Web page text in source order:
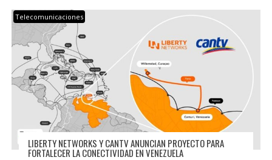
Telecomunicaciones
LIBERTY NETWORKS Y CANTV ANUNCIAN PROYECTO PARA
FORTALECER LA CONECTIVIDAD EN VENEZUELA